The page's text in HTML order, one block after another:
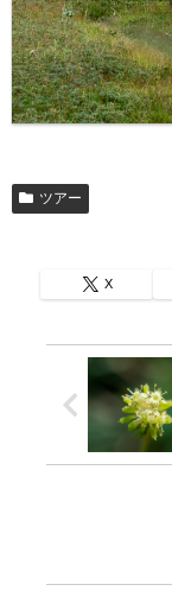
ツアー
X